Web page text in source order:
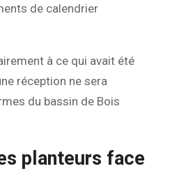
de calendrier
à ce qui avait été
réception ne sera
du bassin de Bois
planteurs face